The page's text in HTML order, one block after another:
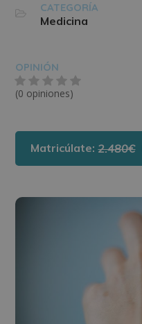
CATEGORÍA
Medicina
OPINIÓN
(0 opiniones)
Matricúlate:2.480€